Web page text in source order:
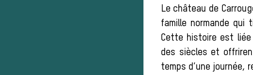
Le château de
famille normande qui
Cette histoire est
des siècles et
temps d’une journée,